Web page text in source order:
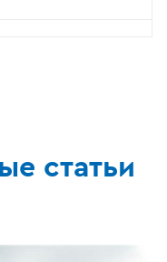
статьи